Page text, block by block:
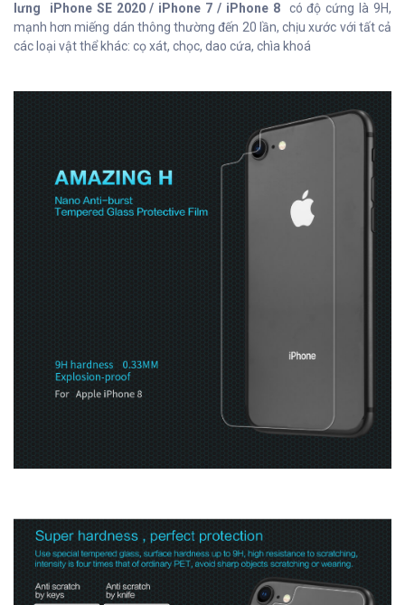
lưng iPhone SE 2020 / iPhone 7 / iPhone 8
có độ cứng là 9H,
mạnh hơn miếng dán thông thường đến 20 lần, chịu xước với tất cả
các loại vật thể khác: cọ xát, chọc, dao cứa, chìa khoá